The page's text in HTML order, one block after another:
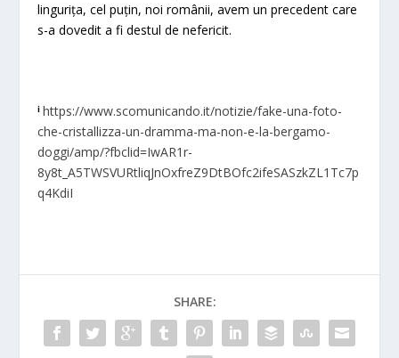
lingurița, cel puțin, noi românii, avem un precedent care
s-a dovedit a fi destul de nefericit.
ⁱ https://www.scomunicando.it/notizie/fake-una-foto-
che-cristallizza-un-dramma-ma-non-e-la-bergamo-
doggi/amp/?fbclid=IwAR1r-
8y8t_A5TWSVURtliqJnOxfreZ9DtBOfc2ifeSASzkZL1Tc7p
q4KdiI
SHARE: